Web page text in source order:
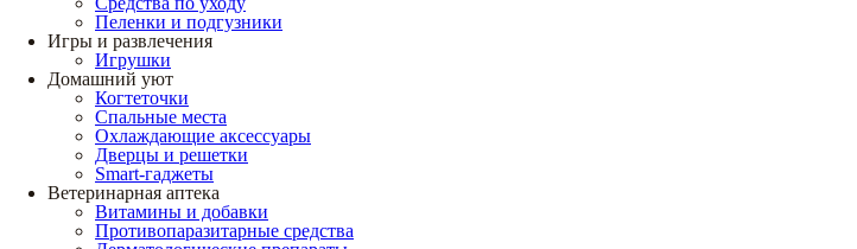
Пеленки и подгузники
Игры и развлечения
Игрушки
Домашний уют
Когтеточки
Спальные места
Охлаждающие аксессуары
Дверцы и решетки
Smart-гаджеты
Ветеринарная аптека
Витамины и добавки
Противопаразитарные средства